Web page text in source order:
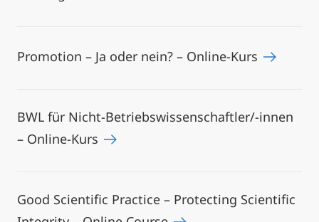
Promotion – Ja oder nein? – Online-Kurs
BWL für Nicht-Betriebswissenschaftler/-innen
– Online-Kurs
Good Scientific Practice – Protecting Scientific